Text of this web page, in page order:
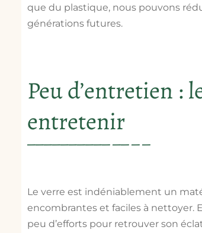
que du plastique, nous pouvons
générations futures.
Peu d’entretien :
entretenir
Le verre est indéniablement un
encombrantes et faciles à nettoyer.
peu d’efforts pour retrouver son